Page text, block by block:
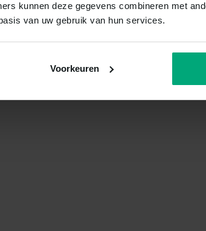
kunnen deze gegevens combineren met
van uw gebruik van hun services.
Voorkeuren